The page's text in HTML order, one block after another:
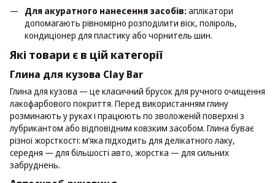
Для акуратного нанесення засобів:аплікатори
допомагають рівномірно розподілити віск, поліроль,
кондиціонер для пластику або чорнитель шин.
Які товари є в цій категорії
Глина для кузова Clay Bar
Глина для кузова — це класичний брусок для ручного очищення
лакофарбового покриття. Перед використанням глину
розминають у руках і працюють по зволоженій поверхні з
лубрикантом або відповідним ковзким засобом. Глина буває
різної жорсткості: м’яка підходить для делікатного лаку,
середня — для більшості авто, жорстка — для сильних
забруднень.